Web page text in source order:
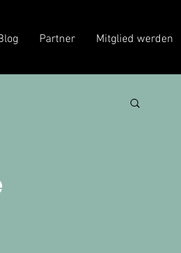
Partner Mitglied werden